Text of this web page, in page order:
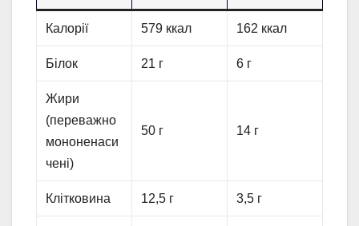
Калорії 579 ккал 162 ккал
Білок 21 г 6 г
Жири
(переважно
мононенаси
чені)
50 г 14 г
Клітковина 12,5 г 3,5 г